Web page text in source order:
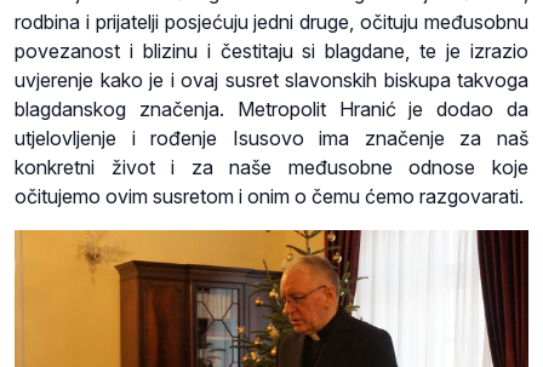
rodbina i prijatelji posjećuju jedni druge, očituju međusobnu
povezanost i blizinu i čestitaju si blagdane, te je izrazio
uvjerenje kako je i ovaj susret slavonskih biskupa takvoga
blagdanskog značenja. Metropolit Hranić je dodao da
utjelovljenje i rođenje Isusovo ima značenje za naš
konkretni život i za naše međusobne odnose koje
očitujemo ovim susretom i onim o čemu ćemo razgovarati.